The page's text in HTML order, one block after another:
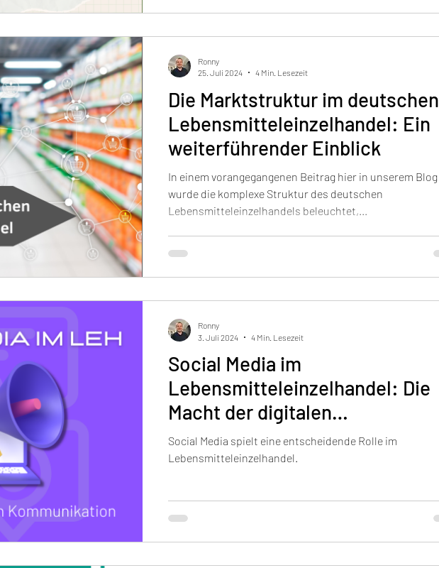
Die Marktstruktur im deutschen
Lebensmitteleinzelhandel: Ein
weiterführender Einblick
In einem vorangegangenen Beitrag hier in unserem Blog
wurde die komplexe Struktur des deutschen
Lebensmitteleinzelhandels beleuchtet,...
Ronny
25. Juli 2024
4 Min. Lesezeit
Social Media im
Lebensmitteleinzelhandel: Die
Macht der digitalen
Kommunikation
Social Media spielt eine entscheidende Rolle im
Lebensmitteleinzelhandel.
Ronny
3. Juli 2024
4 Min. Lesezeit